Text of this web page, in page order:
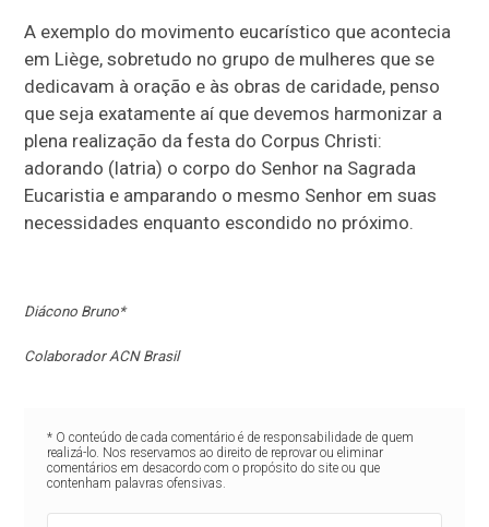
A exemplo do movimento eucarístico que acontecia
em Liège, sobretudo no grupo de mulheres que se
dedicavam à oração e às obras de caridade, penso
que seja exatamente aí que devemos harmonizar a
plena realização da festa do Corpus Christi:
adorando (latria) o corpo do Senhor na Sagrada
Eucaristia e amparando o mesmo Senhor em suas
necessidades enquanto escondido no próximo.
Diácono Bruno*
Colaborador ACN Brasil
* O conteúdo de cada comentário é de responsabilidade de quem
realizá-lo. Nos reservamos ao direito de reprovar ou eliminar
comentários em desacordo com o propósito do site ou que
contenham palavras ofensivas.